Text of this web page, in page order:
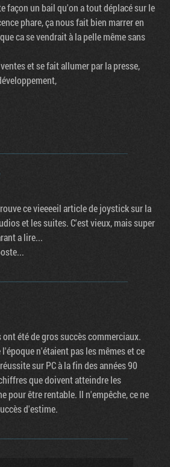
façon un bail qu'on a tout déplacé sur le
phare, ça nous fait bien marrer en
ca se vendrait à la pelle même sans
et se fait allumer par la presse,
ce vieeeeil article de joystick sur la
et les suites. C'est vieux, mais super
a lire...
été de gros succès commerciaux.
n'étaient pas les mêmes et ce
sur PC à la fin des années 90
que doivent atteindre les
pour être rentable. Il n'empêche, ce ne
d'estime.